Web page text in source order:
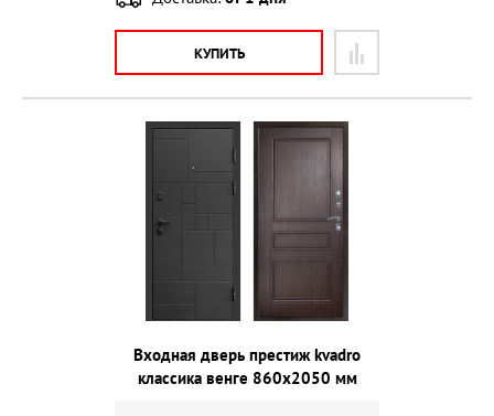
КУПИТЬ
Входная дверь престиж kvadro
классика венге 860х2050 мм